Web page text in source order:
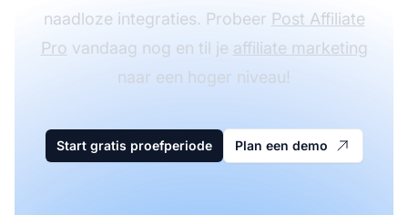
naadloze integraties. Probeer Post Affiliate
Pro vandaag nog en til je affiliate marketing
naar een hoger niveau!
Start gratis proefperiode Plan een demo